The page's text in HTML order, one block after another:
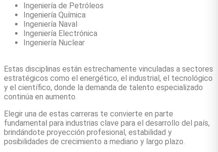
Ingeniería de Petróleos
Ingeniería Química
Ingeniería Naval
Ingeniería Electrónica
Ingeniería Nuclear
Estas disciplinas están estrechamente vinculadas a sectores
estratégicos como el energético, el industrial, el tecnológico
y el científico, donde la demanda de talento especializado
continúa en aumento.
Elegir una de estas carreras te convierte en parte
fundamental para industrias clave para el desarrollo del país,
brindándote proyección profesional, estabilidad y
posibilidades de crecimiento a mediano y largo plazo.